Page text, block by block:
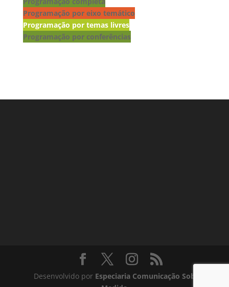
Programação por eixo temático
Programação por temas livres
Programação por conferências
Desenvolvido por Especiaria Comunicação Sob